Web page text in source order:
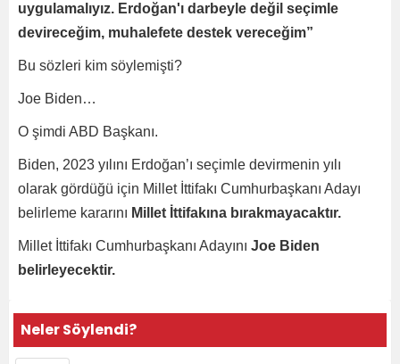
uygulamalıyız. Erdoğan'ı darbeyle değil seçimle
devireceğim, muhalefete destek vereceğim”
Bu sözleri kim söylemişti?
Joe Biden…
O şimdi ABD Başkanı.
Biden, 2023 yılını Erdoğan’ı seçimle devirmenin yılı
olarak gördüğü için Millet İttifakı Cumhurbaşkanı Adayı
belirleme kararını Millet İttifakına bırakmayacaktır.
Millet İttifakı Cumhurbaşkanı Adayını Joe Biden
belirleyecektir.
Neler Söylendi?